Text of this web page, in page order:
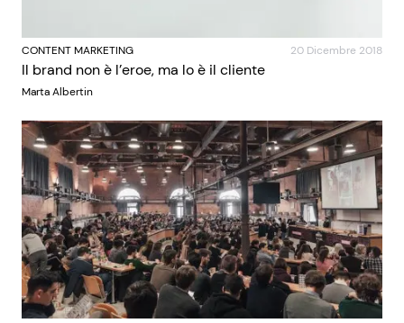
CONTENT MARKETING 20 Dicembre 2018
Il brand non è l’eroe, ma lo è il cliente
Marta Albertin